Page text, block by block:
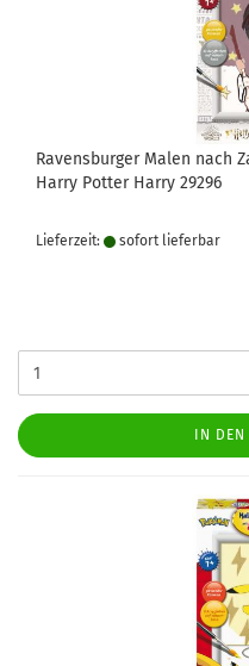
Ravensburger Malen nach
Harry Potter Harry 29296
Lieferzeit: sofort lie­fer­bar
IN